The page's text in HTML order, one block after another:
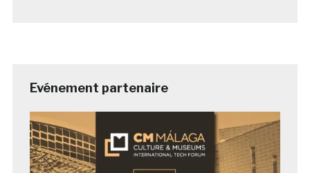
Evénement partenaire